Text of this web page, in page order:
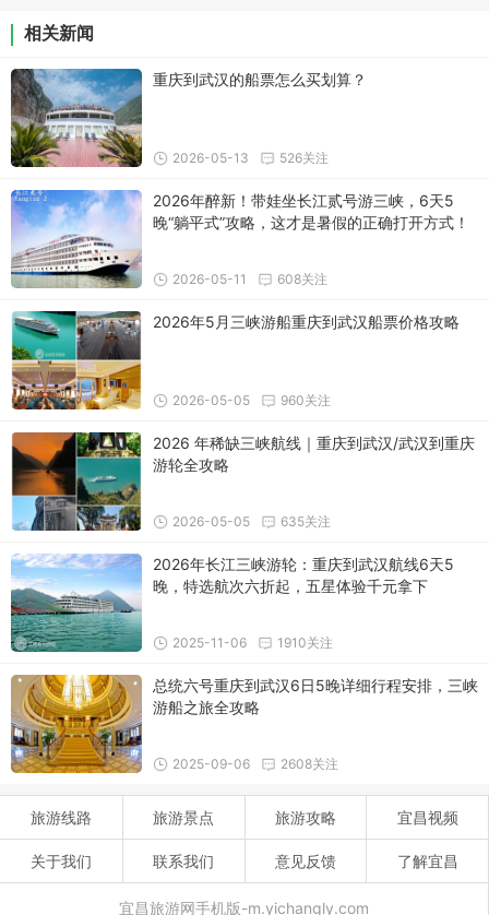
相关新闻
重庆到武汉的船票怎么买划算？
526关注
2026-05-13
2026年醉新！带娃坐长江贰号游三峡，6天5
晚“躺平式”攻略，这才是暑假的正确打开方式！
608关注
2026-05-11
2026年5月三峡游船重庆到武汉船票价格攻略
960关注
2026-05-05
2026 年稀缺三峡航线｜重庆到武汉/武汉到重庆
游轮全攻略
635关注
2026-05-05
2026年长江三峡游轮：重庆到武汉航线6天5
晚，特选航次六折起，五星体验千元拿下
1910关注
2025-11-06
总统六号重庆到武汉6日5晚详细行程安排，三峡
游船之旅全攻略​
2608关注
2025-09-06
旅游线路 旅游景点 旅游攻略 宜昌视频
关于我们 联系我们 意见反馈 了解宜昌
宜昌旅游网手机版-m.yichangly.com